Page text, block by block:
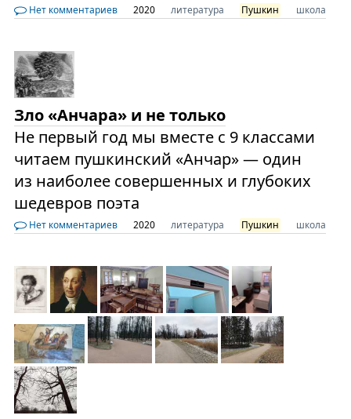
Нет комментариев 2020 литература Пушкин школа
Зло «Анчара» и не только
Не первый год мы вместе с 9 классами
читаем пушкинский «Анчар» — один
из наиболее совершенных и глубоких
шедевров поэта
Нет комментариев 2020 литература Пушкин школа